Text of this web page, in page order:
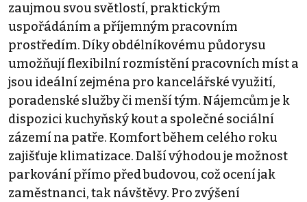
zaujmou svou světlostí, praktickým
uspořádáním a příjemným pracovním
prostředím. Díky obdélníkovému půdorysu
umožňují flexibilní rozmístění pracovních míst a
jsou ideální zejména pro kancelářské využití,
poradenské služby či menší tým. Nájemcům je k
dispozici kuchyňský kout a společné sociální
zázemí na patře. Komfort během celého roku
zajišťuje klimatizace. Další výhodou je možnost
parkování přímo před budovou, což ocení jak
zaměstnanci, tak návštěvy. Pro zvýšení